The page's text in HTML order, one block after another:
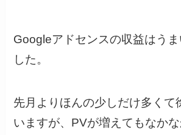
Googleアドセンスの収益はう
した。
先月よりほんの少しだけ多くて
いますが、PVが増えてもなか